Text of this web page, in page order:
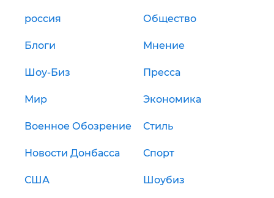
россия Общество
Блоги Мнение
Шоу-Биз Пресса
Мир Экономика
Военное Обозрение Стиль
Новости Донбасса Спорт
США Шоубиз